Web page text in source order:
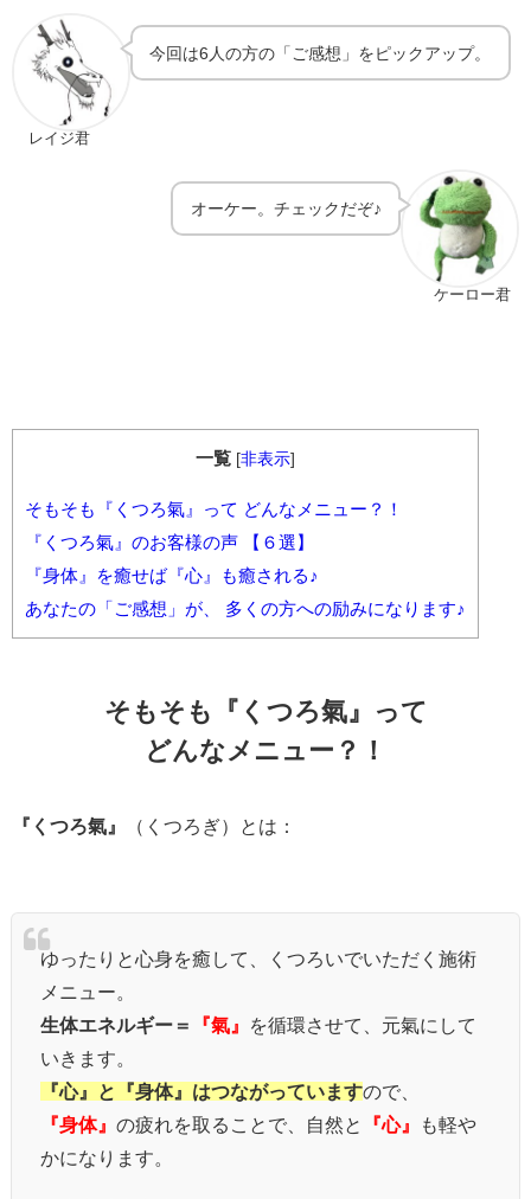
レイジ君
今回は6人の方の「ご感想」をピックアップ。
ケーロー君
オーケー。チェックだぞ♪
一覧 [非表示]
そもそも『くつろ氣』って どんなメニュー？！
『くつろ氣』のお客様の声 【６選】
『身体』を癒せば『心』も癒される♪
あなたの「ご感想」が、 多くの方への励みになります♪
そもそも『くつろ氣』って
どんなメニュー？！
『くつろ氣』 （くつろぎ）とは：
ゆったりと心身を癒して、くつろいでいただく施術
メニュー。
生体エネルギー＝
『氣』
を循環させて、元氣にして
いきます。
『心』と『身体』はつながっていますので、
『身体』 の疲れを取ることで、自然と 『心』
も軽や
かになります。